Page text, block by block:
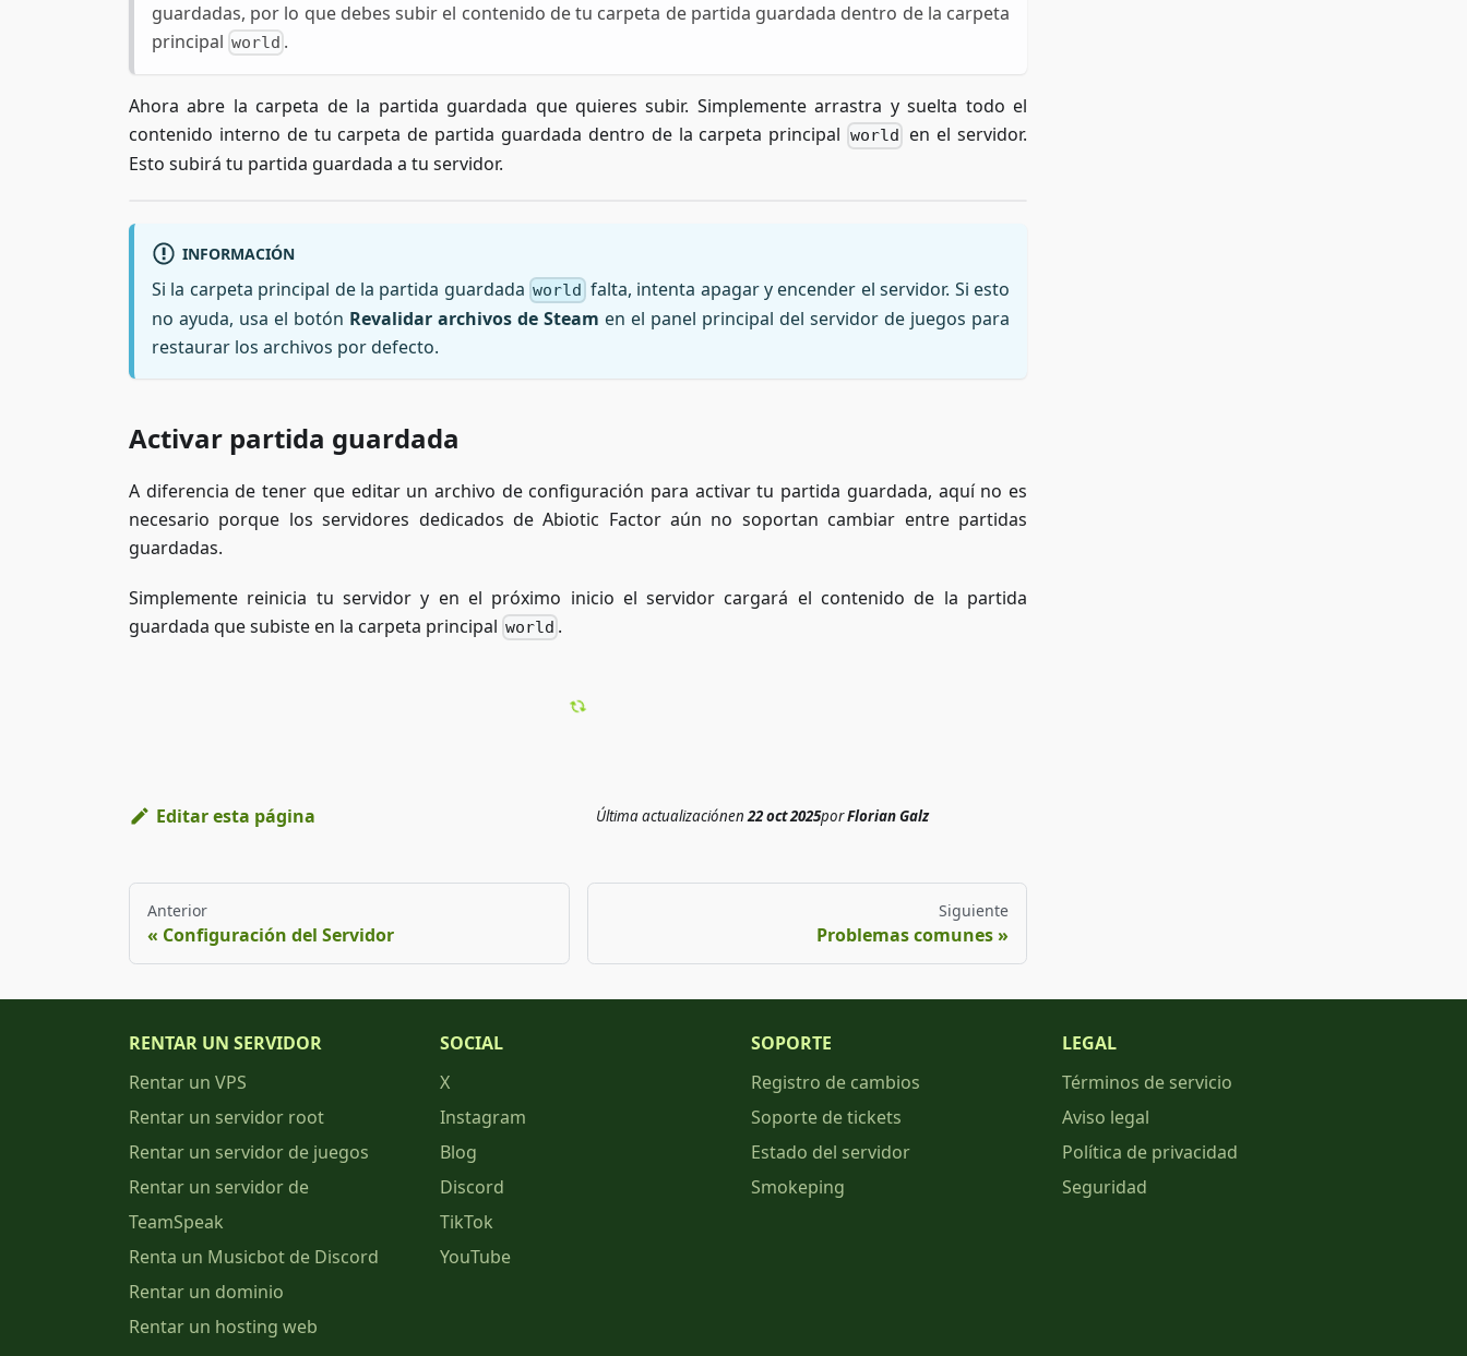
guardadas, por lo que debes subir el contenido de tu carpeta de partida guardada dentro de la carpeta
principal world .
Ahora abre la carpeta de la partida guardada que quieres subir. Simplemente arrastra y suelta todo el
contenido interno de tu carpeta de partida guardada dentro de la carpeta principal world
en el servidor.
Esto subirá tu partida guardada a tu servidor.
INFORMACIÓN
Si la carpeta principal de la partida guardadaworld falta, intenta apagar y encender el servidor. Si esto
no ayuda, usa el botón Revalidar archivos de Steam en el panel principal del servidor de juegos para
restaurar los archivos por defecto.
Activar partida guardada
A diferencia de tener que editar un archivo de configuración para activar tu partida guardada, aquí no es
necesario porque los servidores dedicados de Abiotic Factor aún no soportan cambiar entre partidas
guardadas.
Simplemente reinicia tu servidor y en el próximo inicio el servidor cargará el contenido de la partida
guardada que subiste en la carpeta principal world .
Editar esta página Última actualizaciónen22 oct 2025porFlorian Galz
Anterior
Configuración del Servidor
Siguiente
Problemas comunes
RENTAR UN SERVIDOR
Rentar un VPS
Rentar un servidor root
Rentar un servidor de juegos
Rentar un servidor de
TeamSpeak
Renta un Musicbot de Discord
Rentar un dominio
Rentar un hosting web
SOCIAL
X
Instagram
Blog
Discord
TikTok
YouTube
SOPORTE
Registro de cambios
Soporte de tickets
Estado del servidor
Smokeping
LEGAL
Términos de servicio
Aviso legal
Política de privacidad
Seguridad